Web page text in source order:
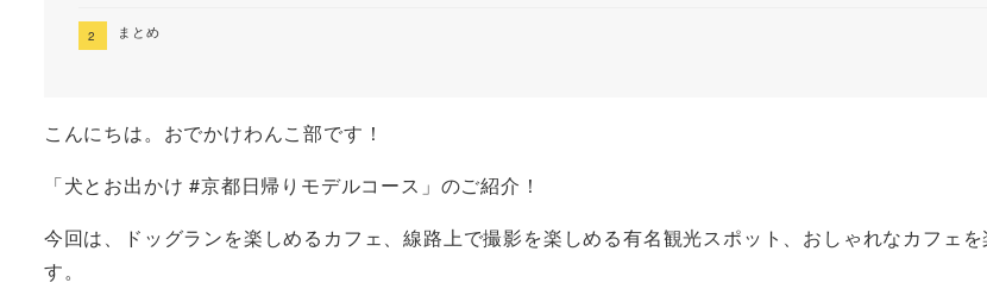
まとめ
こんにちは。おでかけわんこ部です！
「犬とお出かけ #京都日帰りモデルコース」のご紹介！
今回は、ドッグランを楽しめるカフェ、線路上で撮影を楽しめる有名観光スポット、おしゃれなカフェ
す。